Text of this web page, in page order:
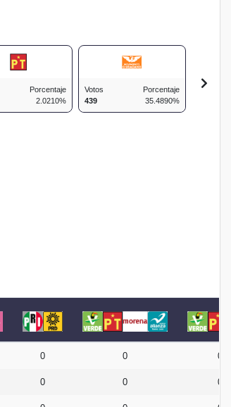
Porcentaje
2.0210%
Votos
439
Porcentaje
35.4890%
Votos
0 0 0
0 0 0